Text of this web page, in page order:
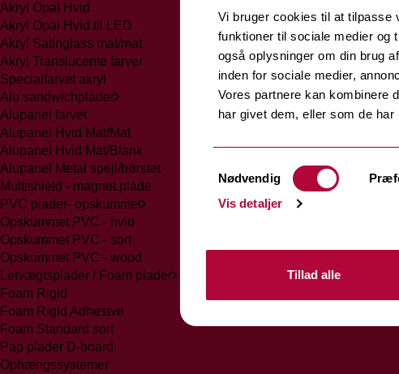
Vi bruger cookies til at tilpasse
funktioner til sociale medier og
også oplysninger om din brug
inden for sociale medier,
Vores partnere kan kombinere
har givet dem, eller som de
Samtykkevalg
Nødvendig
Vis detaljer
Tillad alle
Akryl Opal Hvid
Akryl Opal Hvid til LED
Akryl Satinglass mat/mat
Akryl Translucente farver
Specialfarvet akryl
Alu sandwichplader
Alupanel farvet
Alupanel Hvid Mat/Mat
Alupanel Hvid Mat/Blank
Alupanel Metal spejl/børstet
Multishield - magnet plade
PVC plader- opskummet
Opskummet PVC - hvid
Opskummet PVC - sort
Opskummet PVC - wood
Letvægtsplader / Foam plader
Foam Rigid
Foam Rigid Adhesive
Foam Standard sort
Pap plader D-board
Ophængssystemer